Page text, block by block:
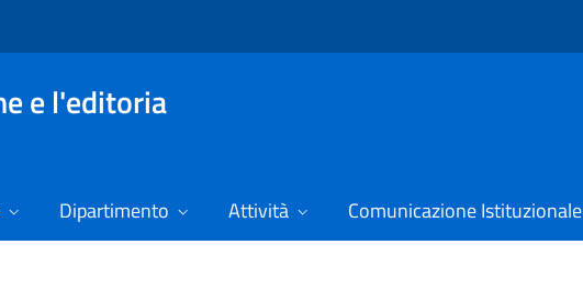
e l'editoria
Dipartimento Attività Comunicazione Istituzionale